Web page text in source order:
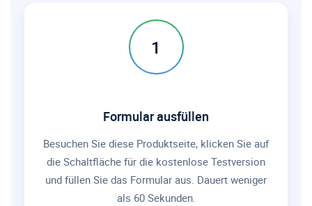
1
Formular ausfüllen
Besuchen Sie diese Produktseite, klicken Sie auf
die Schaltfläche für die kostenlose Testversion
und füllen Sie das Formular aus. Dauert weniger
als 60 Sekunden.